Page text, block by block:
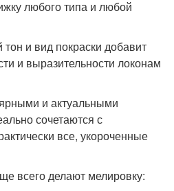
любого типа и любой
и вид покраски добавит
и выразительности локонам
и актуальными
сочетаются с
все, укороченные
всего делают мелировку: